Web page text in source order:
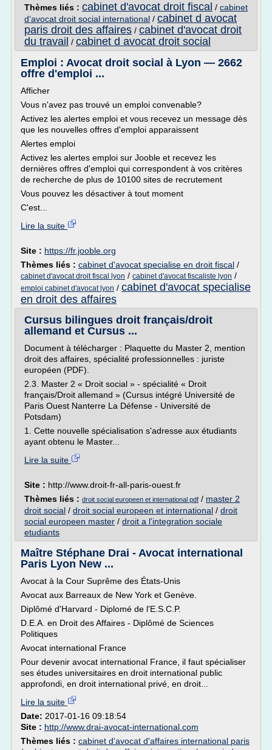
Thèmes liés : cabinet d'avocat droit fiscal / cabinet
d'avocat droit social international / cabinet d avocat
paris droit des affaires / cabinet d'avocat droit
du travail / cabinet d avocat droit social
Emploi : Avocat droit social à Lyon — 2662
offre d'emploi ...
Afficher
Vous n'avez pas trouvé un emploi convenable?
Activez les alertes emploi et vous recevez un message dès
que les nouvelles offres d'emploi apparaissent
Alertes emploi
Activez les alertes emploi sur Jooble et recevez les
dernières offres d'emploi qui correspondent à vos critères
de recherche de plus de 10100 sites de recrutement
Vous pouvez les désactiver à tout moment
C'est...
Lire la suite
Site : https://fr.jooble.org
Thèmes liés : cabinet d'avocat specialise en droit fiscal /
cabinet d'avocat droit fiscal lyon / cabinet d'avocat fiscaliste lyon /
emploi cabinet d'avocat lyon / cabinet d'avocat specialise
en droit des affaires
Cursus bilingues droit français/droit
allemand et Cursus ...
Document à télécharger : Plaquette du Master 2, mention
droit des affaires, spécialité professionnelles : juriste
européen (PDF).
2.3. Master 2 « Droit social » - spécialité « Droit
français/Droit allemand » (Cursus intégré Université de
Paris Ouest Nanterre La Défense - Université de
Potsdam)
1. Cette nouvelle spécialisation s'adresse aux étudiants
ayant obtenu le Master...
Lire la suite
Site : http://www.droit-fr-all-paris-ouest.fr
Thèmes liés : droit social europeen et international pdf / master 2
droit social / droit social europeen et international / droit
social europeen master / droit a l'integration sociale
etudiants
Maître Stéphane Drai - Avocat international
Paris Lyon New ...
Avocat à la Cour Suprême des États-Unis
Avocat aux Barreaux de New York et Genève.
Diplômé d'Harvard - Diplomé de l'E.S.C.P.
D.E.A. en Droit des Affaires - Diplômé de Sciences
Politiques
Avocat international France
Pour devenir avocat international France, il faut spécialiser
ses études universitaires en droit international public
approfondi, en droit international privé, en droit...
Lire la suite
Date: 2017-01-16 09:18:54
Site : http://www.drai-avocat-international.com
Thèmes liés : cabinet d'avocat d'affaires international paris